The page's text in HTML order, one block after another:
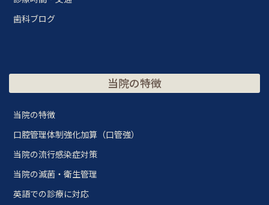
歯科ブログ
当院の特徴
当院の特徴
口腔管理体制強化加算（口管強）
当院の流行感染症対策
当院の滅菌・衛生管理
英語での診療に対応